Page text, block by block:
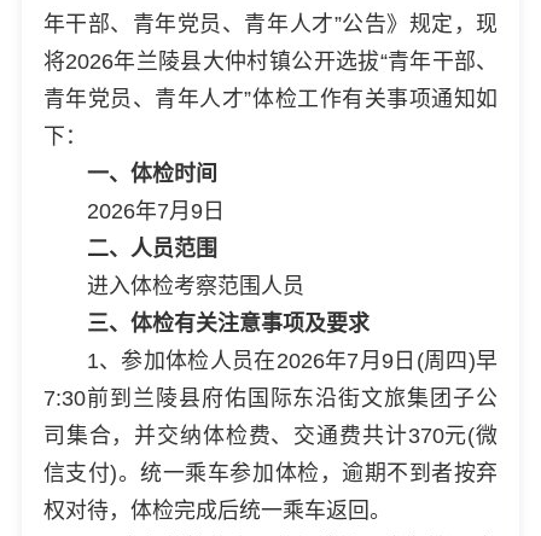
年干部、青年党员、青年人才”公告》规定，现
将2026年兰陵县大仲村镇公开选拔“青年干部、
青年党员、青年人才”体检工作有关事项通知如
下：
一、体检时间
2026年7月9日
二、人员范围
进入体检考察范围人员
三、体检有关注意事项及要求
1、参加体检人员在2026年7月9日(周四)早
7:30前到兰陵县府佑国际东沿街文旅集团子公
司集合，并交纳体检费、交通费共计370元(微
信支付)。统一乘车参加体检，逾期不到者按弃
权对待，体检完成后统一乘车返回。